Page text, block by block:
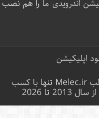
اندرویدی ما را هم نصب
اپلیکیشن
©کپی بخش یا کل هر کدام از مطالب Melec.ir تنها با کسب
تا 2026